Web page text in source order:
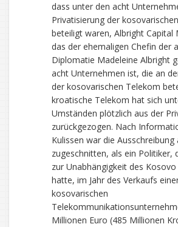
dass unter den acht
Privatisierung der
beteiligt waren, Albright Capital
das der ehemaligen Chefin der
Diplomatie Madeleine Albright
acht Unternehmen ist, die an
der kosovarischen Telekom
kroatische Telekom hat sich
Umständen plötzlich aus der
zurückgezogen. Nach
Kulissen war die
zugeschnitten, als ein Politiker,
zur Unabhängigkeit des
hatte, im Jahr des Verkaufs
kosovarischen
Millionen Euro (485 Millionen